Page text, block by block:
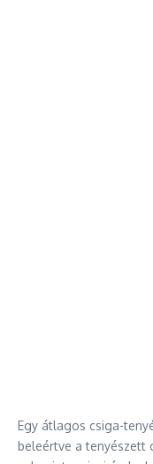
Egy átlagos csiga-
beleértve a tenyészett